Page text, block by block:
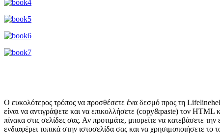
Ο ευκολότερος τρόπος να προσθέσετε ένα δεσμό προς τη
είναι να αντιγράψετε και να επικολλήσετε (copy&paste) τον
πίνακα στις σελίδες σας. Αν προτιμάτε, μπορείτε να κατεβάσετε την
ενδιαφέρει τοπικά στην ιστοσελίδα σας και να χρησιμοποιήσετε το